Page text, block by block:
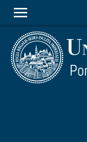
PANNELLO LATERALE